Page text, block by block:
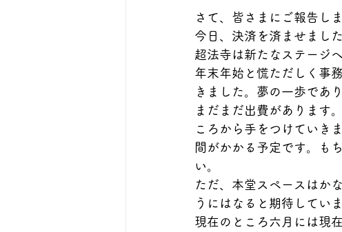
さて、皆さまにご報告しま
今日、決済を済ませました
超法寺は新たなステージ
年末年始と慌ただしく事
きました。夢の一歩であり
まだまだ出費があります
ころから手をつけていき
間がかかる予定です。も
い。
ただ、本堂スペースはか
うにはなると期待していま
現在のところ六月には現